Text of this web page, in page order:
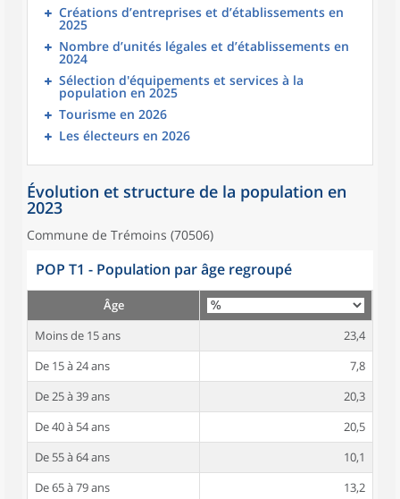
Créations d’entreprises et d’établissements en
2025
Nombre d’unités légales et d’établissements en
2024
Sélection d'équipements et services à la
population en 2025
Tourisme en 2026
Les électeurs en 2026
Évolution et structure de la population en
2023
Commune de Trémoins (70506)
POP T1 - Population par âge regroupé
Âge
Moins de 15 ans
23,4
De 15 à 24 ans
7,8
De 25 à 39 ans
20,3
De 40 à 54 ans
20,5
De 55 à 64 ans
10,1
De 65 à 79 ans
13,2